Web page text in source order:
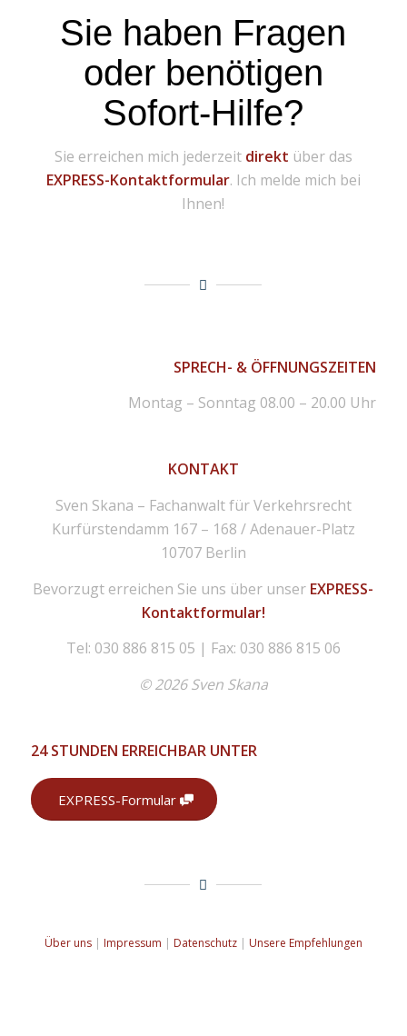
Sie haben Fragen
oder benötigen
Sofort-Hilfe?
Sie erreichen mich jederzeit direkt über das
EXPRESS-Kontaktformular. Ich melde mich bei
Ihnen!
SPRECH- & ÖFFNUNGSZEITEN
Montag – Sonntag 08.00 – 20.00 Uhr
KONTAKT
Sven Skana – Fachanwalt für Verkehrsrecht
Kurfürstendamm 167 – 168 / Adenauer-Platz
10707 Berlin
Bevorzugt erreichen Sie uns über unser EXPRESS-
Kontaktformular!
Tel: 030 886 815 05 | Fax: 030 886 815 06
© 2026 Sven Skana
24 STUNDEN ERREICHBAR UNTER
EXPRESS-Formular
Über uns| Impressum | Datenschutz | Unsere Empfehlungen